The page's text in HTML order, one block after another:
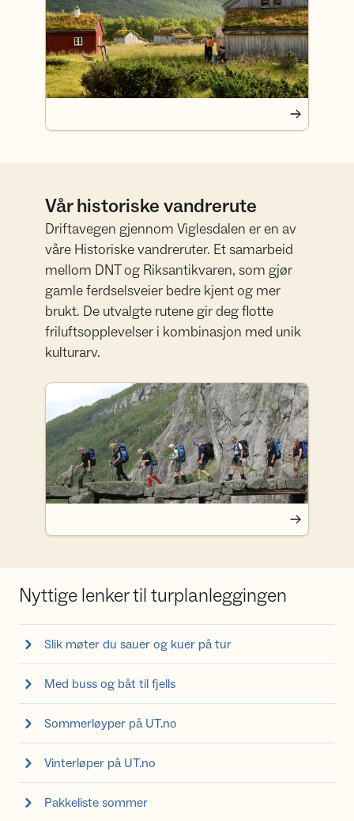
Vår historiske vandrerute
Driftavegen gjennom Viglesdalen er en av
våre Historiske vandreruter. Et samarbeid
mellom DNT og Riksantikvaren, som gjør
gamle ferdselsveier bedre kjent og mer
brukt. De utvalgte rutene gir deg flotte
friluftsopplevelser i kombinasjon med unik
kulturarv.
Nyttige lenker til turplanleggingen
Slik møter du sauer og kuer på tur
Med buss og båt til fjells
Sommerløyper på UT.no
Vinterløper på UT.no
Pakkeliste sommer